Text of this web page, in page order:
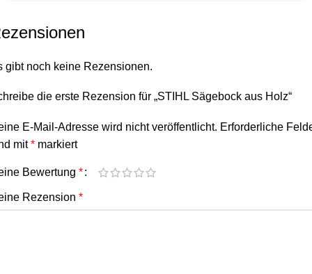
gibt noch keine Rezensionen.
die erste Rezension für „STIHL Sägebock aus Holz“
E-Mail-Adresse wird nicht veröffentlicht. Erforderliche
mit* markiert
Bewertung *
Rezension *